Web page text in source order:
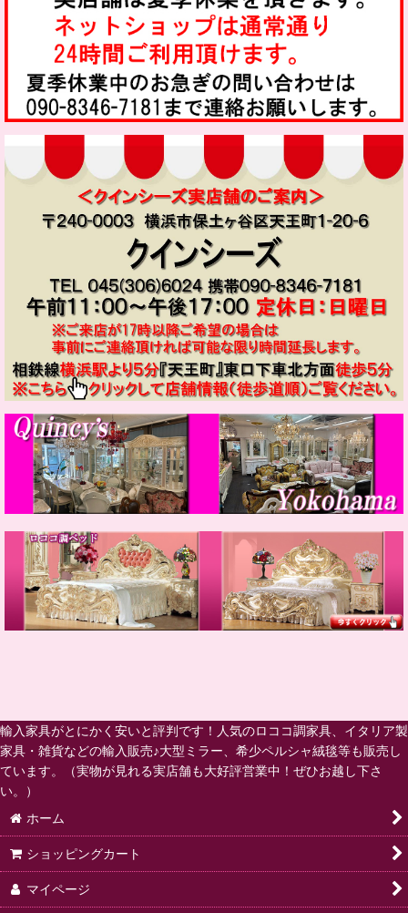
輸入家具がとにかく安いと評判です！人気のロココ調家具、イタリア製
家具・雑貨などの輸入販売♪大型ミラー、希少ペルシャ絨毯等も販売し
ています。（実物が見れる実店舗も大好評営業中！ぜひお越し下さ
い。）
ホーム
ショッピングカート
マイページ